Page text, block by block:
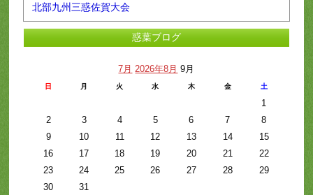
北部九州三惑佐賀大会
惑葉ブログ
7月 2026年8月 9月
日 月 火 水 木 金 土
1
2
3 4 5 6 7
8
9
10 11 12 13 14
15
16
17 18 19 20 21
22
23
24 25 26 27 28
29
30
31